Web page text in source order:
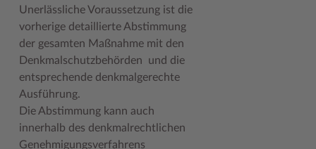
Unerlässliche Voraussetzung ist die
vorherige detaillierte Abstimmung
der gesamten Maßnahme mit den
Denkmalschutzbehörden und die
entsprechende denkmalgerechte
Ausführung.
Die Abstimmung kann auch
innerhalb des denkmalrechtlichen
Genehmigungsverfahrens